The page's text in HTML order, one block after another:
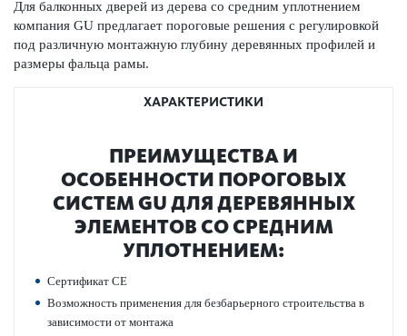
Для балконных дверей из дерева со средним уплотнением
компания GU предлагает пор­оговые решения с регулировкой
под различную монтажную глубину дер­евянных профилей и
размеры фальца рамы.
ХАРАКТЕРИСТИКИ
ПРЕИМУЩЕСТВА И
ОСОБЕННОСТИ ПОР­ОГОВЫХ
СИСТЕМ GU ДЛЯ ДЕР­ЕВЯННЫХ
ЭЛЕМЕНТОВ СО СРЕДНИМ
УПЛОТНЕНИЕМ:
Сертификат СЕ
Возможность применения для безба­рьерного строительства в
зав­исимости от монтажа